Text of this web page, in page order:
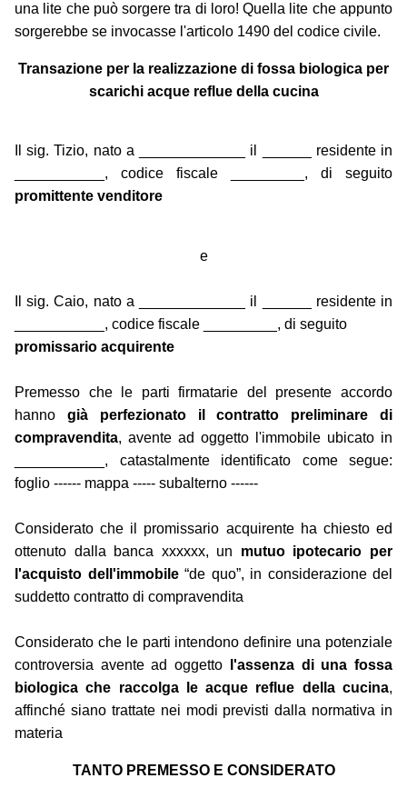
una lite che può sorgere tra di loro! Quella lite che appunto
sorgerebbe se invocasse l'articolo 1490 del codice civile.
Transazione per la realizzazione di fossa biologica per
scarichi acque reflue della cucina
Il sig. Tizio, nato a _____________ il ______ residente in
___________, codice fiscale _________, di seguito
promittente venditore
e
Il sig. Caio, nato a _____________ il ______ residente in
___________, codice fiscale _________, di seguito
promissario acquirente
Premesso che le parti firmatarie del presente accordo
hanno già perfezionato il contratto preliminare di
compravendita, avente ad oggetto l'immobile ubicato in
___________, catastalmente identificato come segue:
foglio ------ mappa ----- subalterno ------
Considerato che il promissario acquirente ha chiesto ed
ottenuto dalla banca xxxxxx, un mutuo ipotecario per
l'acquisto dell'immobile“de quo”, in considerazione del
suddetto contratto di compravendita
Considerato che le parti intendono definire una potenziale
controversia avente ad oggetto
l'assenza di una fossa
biologica che raccolga le acque reflue della cucina,
affinché siano trattate nei modi previsti dalla normativa in
materia
TANTO PREMESSO E CONSIDERATO